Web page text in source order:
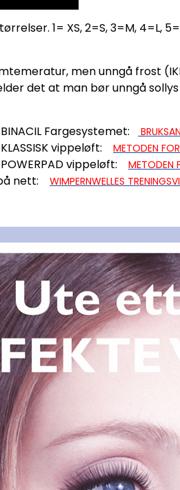
1= XS, 2=S, 3=M, 4=L,
men unngå frost
det at man bør unngå
Fargesystemet:
vippeløft: METODEN
vippeløft: METODEN
nett: WIMPERNWELLES